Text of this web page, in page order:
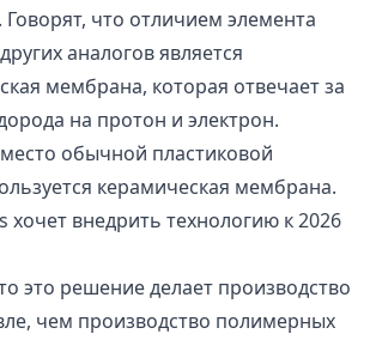
Говорят, что отличием элемента
аналогов является
мембрана, которая отвечает за
на протон и электрон.
обычной пластиковой
керамическая мембрана.
хочет внедрить технологию к 2026
это решение делает производство
чем производство полимерных